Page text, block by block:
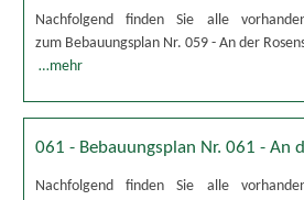
Nachfolgend finden Sie alle
zum Bebauungsplan Nr. 059 - An der
…mehr
061 - Bebauungsplan Nr. 061 - An
Nachfolgend finden Sie alle